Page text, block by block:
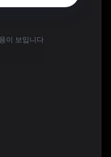
이 보입니다